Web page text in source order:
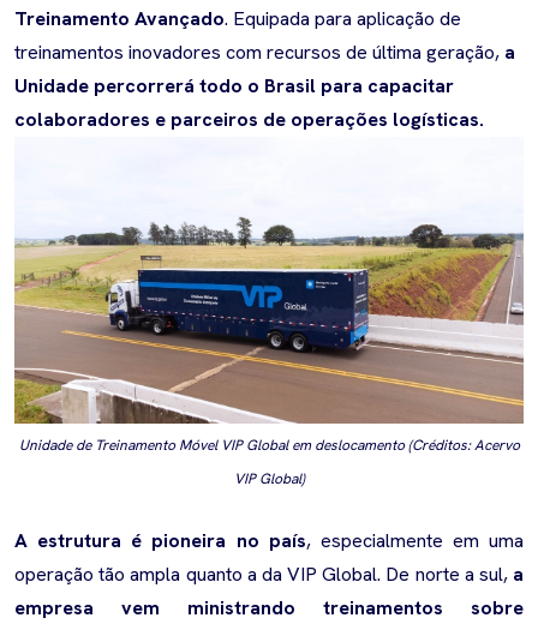
Treinamento Avançado. Equipada para aplicação de
treinamentos inovadores com recursos de última geração, a
Unidade percorrerá todo o Brasil para capacitar
colaboradores e parceiros de operações logísticas.
Unidade de Treinamento Móvel VIP Global em deslocamento (Créditos: Acervo
VIP Global)
A estrutura é pioneira no país, especialmente em uma
operação tão ampla quanto a da VIP Global. De norte a sul, a
empresa vem ministrando treinamentos sobre